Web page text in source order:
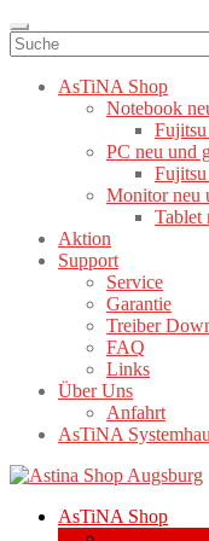
AsTiNA Shop
Notebook
PC neu und
Monitor neu
Tablet
Aktion
Support
Service
Garantie
Treiber
FAQ
Links
Über Uns
Anfahrt
AsTiNA
Zur
springen
Zum
springenAsTiNA Shop